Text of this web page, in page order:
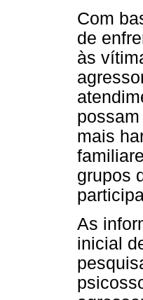
Com
de
às
mais
grupos
As
inicial